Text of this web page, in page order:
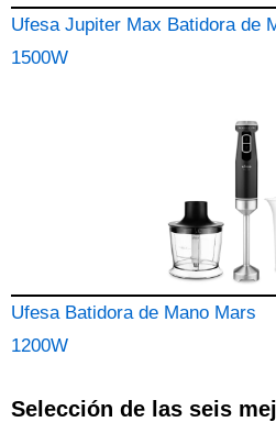
Ufesa Jupiter Max Batidora de
1500W
Ufesa Batidora de Mano Mars
1200W
Selección de las seis